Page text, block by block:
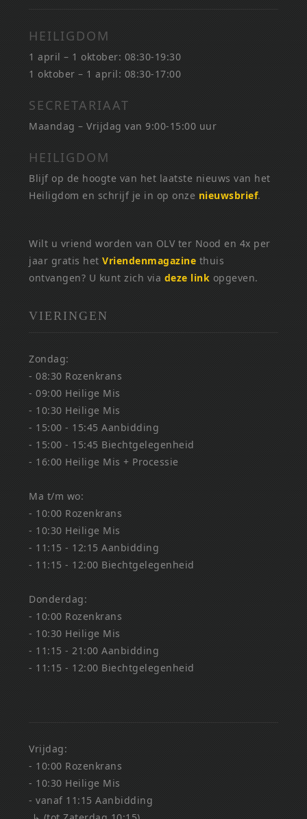
HEILIGDOM
1 april – 1 oktober: 08:30-19:30
1 oktober – 1 april: 08:30-17:00
SECRETARIAAT
Maandag – Vrijdag van 9:00-15:00 uur
HEILIGDOM
Blijf op de hoogte van het laatste nieuws van het
Heiligdom en schrijf je in op onze nieuwsbrief.
Wilt u vriend worden van OLV ter Nood en 4x per
jaar gratis hetVriendenmagazine thuis
ontvangen? U kunt zich via deze link opgeven.
VIERINGEN
Zondag:
- 08:30 Rozenkrans
- 09:00 Heilige Mis
- 10:30 Heilige Mis
- 15:00 - 15:45 Aanbidding
- 15:00 - 15:45 Biechtgelegenheid
- 16:00 Heilige Mis + Processie
Ma t/m wo:
- 10:00 Rozenkrans
- 10:30 Heilige Mis
- 11:15 - 12:15 Aanbidding
- 11:15 - 12:00 Biechtgelegenheid
Donderdag:
- 10:00 Rozenkrans
- 10:30 Heilige Mis
- 11:15 - 21:00 Aanbidding
- 11:15 - 12:00 Biechtgelegenheid
Vrijdag:
- 10:00 Rozenkrans
- 10:30 Heilige Mis
- vanaf 11:15 Aanbidding